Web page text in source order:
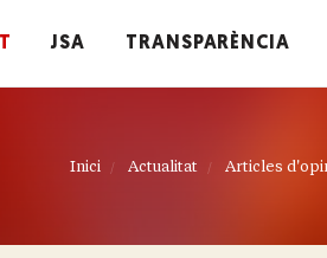
JSA TRANSPARÈNCIA
Inici Actualitat Articles